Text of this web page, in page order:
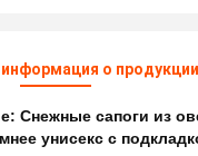
о продукции
Снежные сапоги из
унисекс с